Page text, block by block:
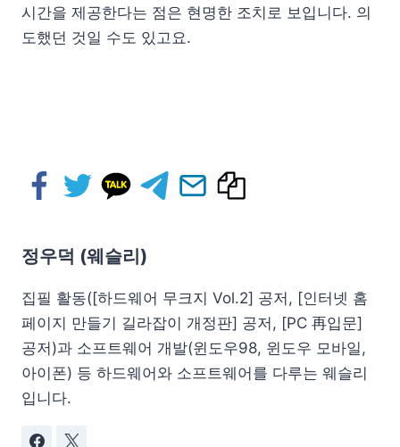
시간을 제공한다는 점은 현명한 조치로 보입니다. 의
도했던 것일 수도 있고요.
정우덕 (웨슬리)
집필 활동([하드웨어 무크지 Vol.2] 공저, [인터넷 홈
페이지 만들기 길라잡이 개정판] 공저, [PC 再입문]
공저)과 소프트웨어 개발(윈도우98, 윈도우 모바일,
아이폰) 등 하드웨어와 소프트웨어를 다루는 웨슬리
입니다.